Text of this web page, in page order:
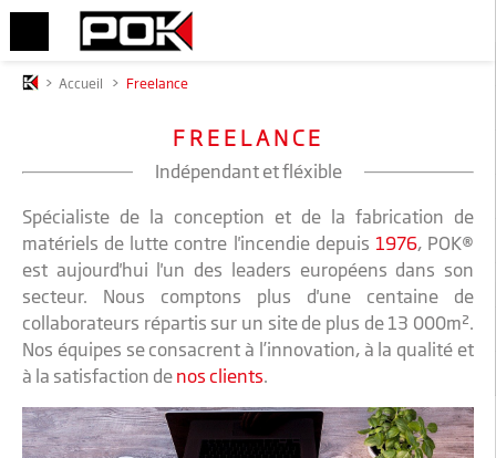
> Accueil > Freelance
FREELANCE
Indépendant et fléxible
Spécialiste de la conception et de la fabrication de
matériels de lutte contre l'incendie depuis 1976, POK®
est aujourd'hui l'un des leaders européens dans son
secteur. Nous comptons plus d'une centaine de
collaborateurs répartis sur un site de plus de 13 000m².
Nos équipes se consacrent à l’innovation, à la qualité et
à la satisfaction de nos clients.